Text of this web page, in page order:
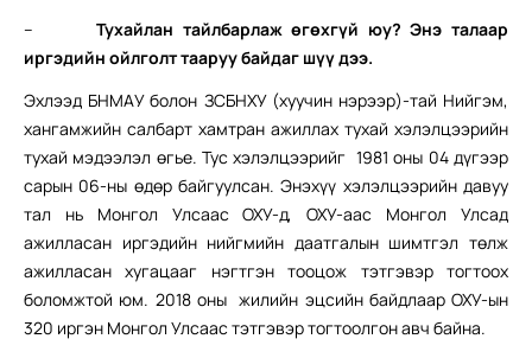
–Тухайлан тайлбарлаж өгөхгүй юу? Энэ талаар
иргэдийн ойлголт тааруу байдаг шүү дээ.
Эхлээд БНМАУ болон ЗСБНХУ (хуучин нэрээр)-тай Нийгэм,
хангамжийн салбарт хамтран ажиллах тухай хэлэлцээрийн
тухай мэдээлэл өгье. Тус хэлэлцээрийг 1981 оны 04 дүгээр
сарын 06-ны өдөр байгуулсан. Энэхүү хэлэлцээрийн давуу
тал нь Монгол Улсаас ОХУ-д, ОХУ-аас Монгол Улсад
ажилласан иргэдийн нийгмийн даатгалын шимтгэл төлж
ажилласан хугацааг нэгтгэн тооцож тэтгэвэр тогтоох
боломжтой юм. 2018 оны жилийн эцсийн байдлаар ОХУ-ын
320 иргэн Монгол Улсаас тэтгэвэр тогтоолгон авч байна.